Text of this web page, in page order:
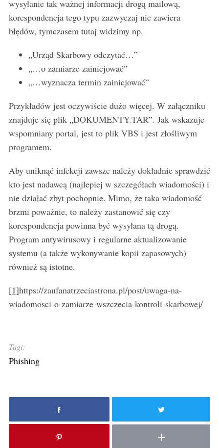
wysyłanie tak ważnej informacji drogą mailową,
korespondencja tego typu zazwyczaj nie zawiera
błędów, tymczasem tutaj widzimy np.
„Urząd Skarbowy odczytać…”
„…o zamiarze zainicjować”
„…wyznacza termin zainicjować”
Przykładów jest oczywiście dużo więcej. W załączniku
znajduje się plik „DOKUMENTY.TAR”. Jak wskazuje
wspomniany portal, jest to plik VBS i jest złośliwym
programem.
Aby uniknąć infekcji zawsze należy dokładnie sprawdzić
kto jest nadawcą (najlepiej w szczegółach wiadomości) i
nie działać zbyt pochopnie. Mimo, że taka wiadomość
brzmi poważnie, to należy zastanowić się czy
korespondencja powinna być wysyłana tą drogą.
Program antywirusowy i regularne aktualizowanie
systemu (a także wykonywanie kopii zapasowych)
również są istotne.
[1]https://zaufanatrzeciastrona.pl/post/uwaga-na-
wiadomosci-o-zamiarze-wszczecia-kontroli-skarbowej/
Tagi:
Phishing
a
r
c
f
: